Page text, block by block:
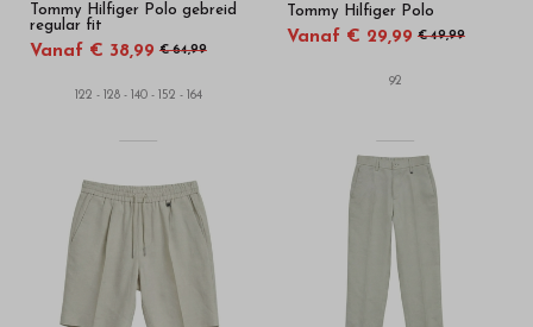
Tommy Hilfiger Polo gebreid
regular fit
Vanaf € 38,99 € 64,99
122 - 128 - 140 - 152 - 164
Tommy Hilfiger Polo
Vanaf € 29,99 € 49,99
92